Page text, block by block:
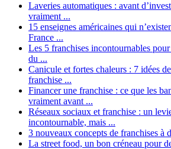
Laveries automatiques : avant
vraiment ...
15 enseignes américaines qui
France ...
Les 5 franchises incontournables
du ...
Canicule et fortes chaleurs : 7 idées
franchise ...
Financer une franchise : ce que les
vraiment avant ...
Réseaux sociaux et franchise : un
incontournable, mais ...
3 nouveaux concepts de franchises à
La street food, un bon créneau pour